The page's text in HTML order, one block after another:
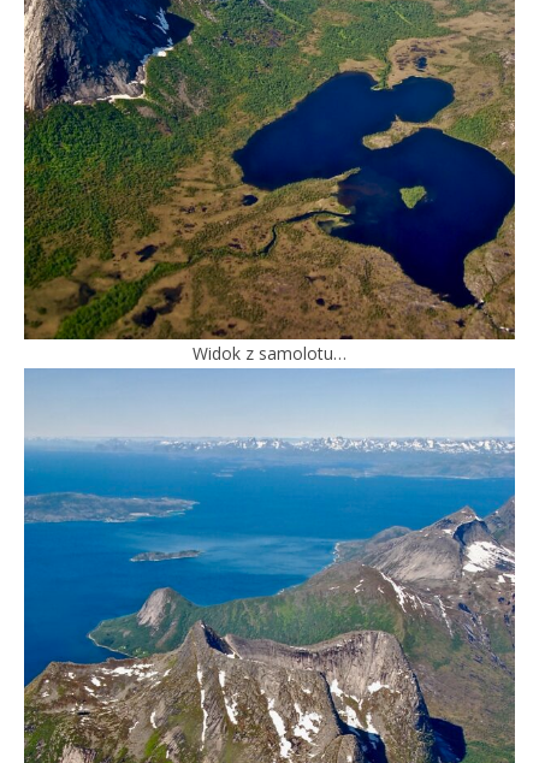
Widok z samolotu…